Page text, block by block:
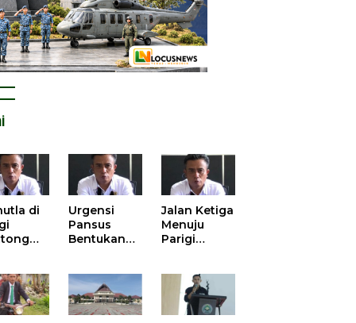
di
Kelola
Urgensi
Pansus
Bentukan
Kisruh
Pengusulan
52 Titik
Jalan Ketiga
Menuju
Parigi
Beradab